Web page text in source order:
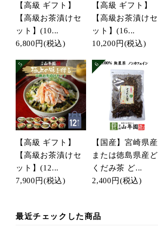
【高級 ギフト】
【高級お茶漬けセ
ット】(10...
6,800円 (税込)
【高級 ギフト】
【高級お茶漬けセ
ット】(16...
10,200円 (税込)
【高級 ギフト】
【高級お茶漬けセ
ット】(12...
7,900円 (税込)
【国産】宮崎県産
または徳島県産ど
くだみ茶 ど...
2,400円 (税込)
最近チェックした商品